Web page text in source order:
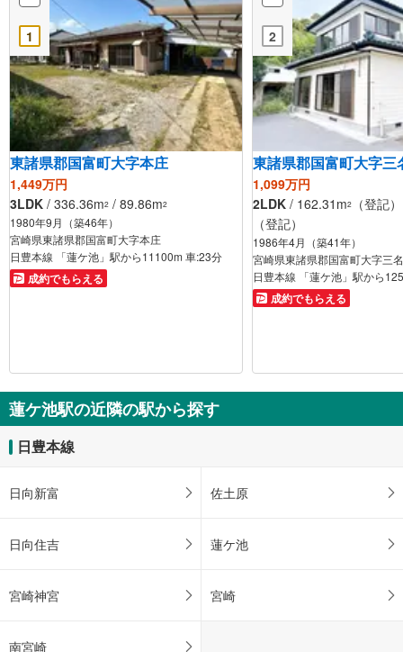
1
東諸県郡国富町大字本庄
1,449万円
3LDK / 336.36m2 / 89.86m2
1980年9月（築46年）
宮崎県東諸県郡国富町大字本庄
日豊本線 「蓮ケ池」駅から11100m 車:23分
成約でもらえる
2
東諸県郡国富町大字三
1,099万円
2LDK / 162.31m2
（登記
（登記）
1986年4月（築41年）
宮崎県東諸県郡国富町大字三名
成約でもらえる
蓮ケ池駅の近隣の駅から探す
日豊本線
日向新富 佐土原
日向住吉 蓮ケ池
宮崎神宮 宮崎
南宮崎